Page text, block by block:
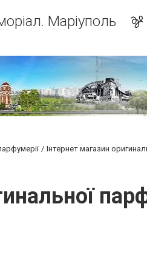
Маріуполь
Інтернет магазин